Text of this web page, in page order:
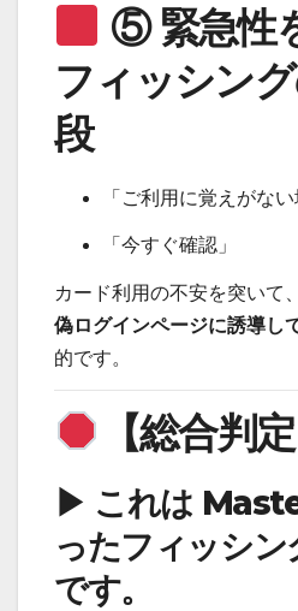
⑤ 緊急性
フィッシン
段
「ご利用に覚えがな
「今すぐ確認」
カード利用の不安を突いて、
偽ログインページに誘導し
的です。
【総合判定
▶ これは
ったフィッシン
です。